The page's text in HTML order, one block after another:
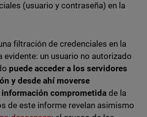
(usuario y contraseña) en la
filtración de credenciales en la
evidente: un usuario no autorizado
puede acceder a los servidores
y desde ahí moverse
información comprometida de la
de este informe revelan asimismo